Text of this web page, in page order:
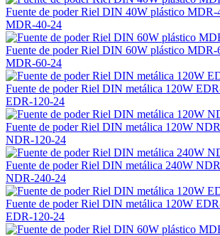
Fuente de poder Riel DIN 40W plástico MDR-
MDR-40-24
Fuente de poder Riel DIN 60W plástico MDR-
MDR-60-24
Fuente de poder Riel DIN metálica 120W
EDR-120-24
Fuente de poder Riel DIN metálica 120W
NDR-120-24
Fuente de poder Riel DIN metálica 240W
NDR-240-24
Fuente de poder Riel DIN metálica 120W
EDR-120-24